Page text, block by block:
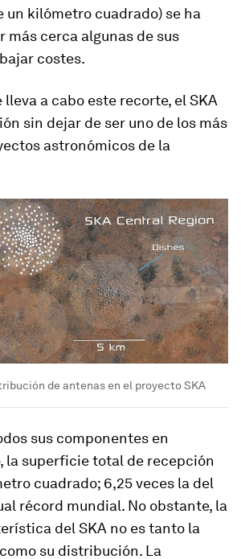
un kilómetro cuadrado) se ha
más cerca algunas de sus
costes.
a cabo este recorte, el SKA
sin dejar de ser uno de los más
astronómicos de la
de antenas en el proyecto SKA
sus componentes en
la superficie total de recepción
cuadrado; 6,25 veces la del
récord mundial. No obstante, la
del SKA no es tanto la
su distribución. La